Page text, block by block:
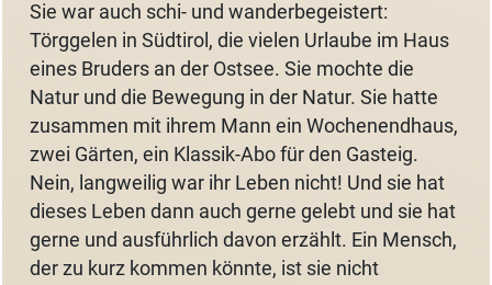
Sie war auch schi- und wanderbegeistert:
Törggelen in Südtirol, die vielen Urlaube im Haus
eines Bruders an der Ostsee. Sie mochte die
Natur und die Bewegung in der Natur. Sie hatte
zusammen mit ihrem Mann ein Wochenendhaus,
zwei Gärten, ein Klassik-Abo für den Gasteig.
Nein, langweilig war ihr Leben nicht! Und sie hat
dieses Leben dann auch gerne gelebt und sie hat
gerne und ausführlich davon erzählt. Ein Mensch,
der zu kurz kommen könnte, ist sie nicht